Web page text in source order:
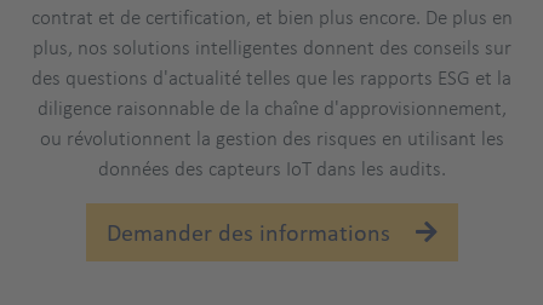
contrat et de certification, et bien plus encore. De plus en
plus, nos solutions intelligentes donnent des conseils sur
des questions d'actualité telles que les rapports ESG et la
diligence raisonnable de la chaîne d'approvisionnement,
ou révolutionnent la gestion des risques en utilisant les
données des capteurs IoT dans les audits.
Demander des informations